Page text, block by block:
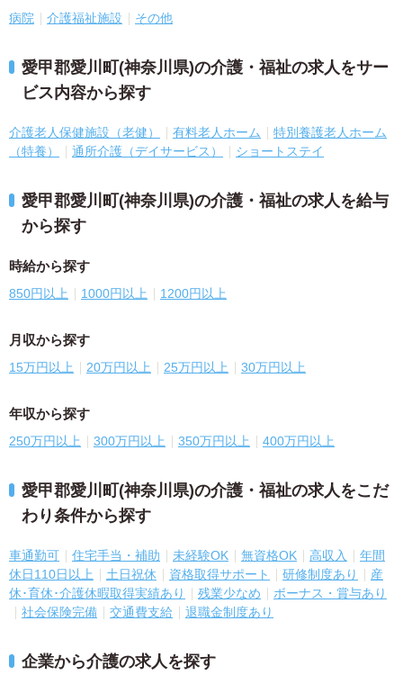
病院 介護福祉施設 その他
愛甲郡愛川町(神奈川県)の介護・福祉の求人をサー
ビス内容から探す
介護老人保健施設（老健） 有料老人ホーム
特別養護老人ホーム
（特養）
通所介護（デイサービス） ショートステイ
愛甲郡愛川町(神奈川県)の介護・福祉の求人を給与
から探す
時給から探す
850円以上 1000円以上 1200円以上
月収から探す
15万円以上 20万円以上 25万円以上 30万円以上
年収から探す
250万円以上 300万円以上 350万円以上 400万円以上
愛甲郡愛川町(神奈川県)の介護・福祉の求人をこだ
わり条件から探す
車通勤可 住宅手当・補助 未経験OK 無資格OK 高収入
年間
休日110日以上
土日祝休 資格取得サポート 研修制度あり
産
休･育休･介護休暇取得実績あり
残業少なめ
ボーナス・賞与あり
社会保険完備
交通費支給 退職金制度あり
企業から介護の求人を探す